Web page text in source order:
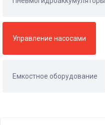
Управление насосами
Емкостное оборудование